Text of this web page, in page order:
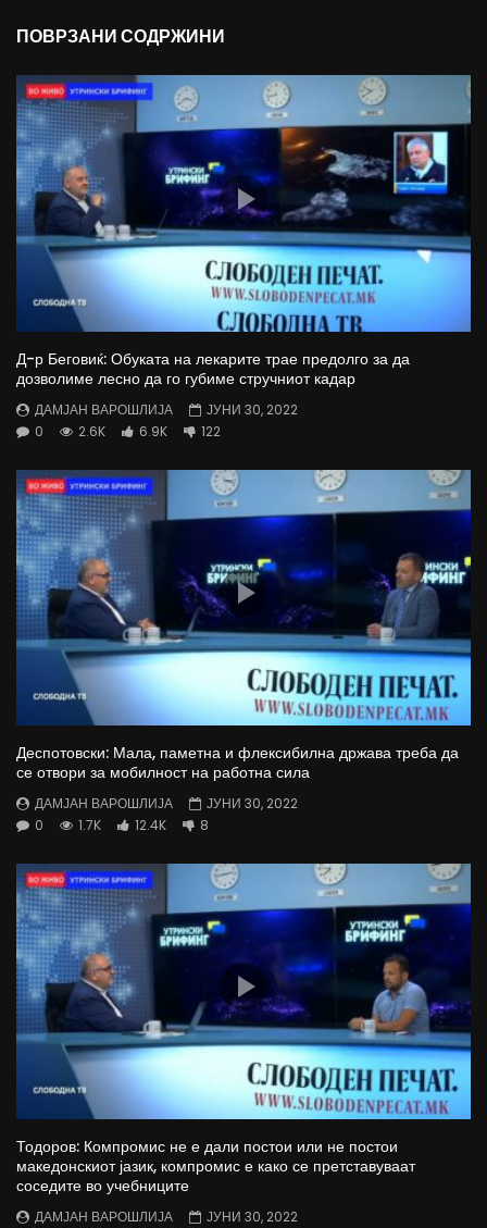
ПОВРЗАНИ СОДРЖИНИ
Д-р Беговиќ: Обуката на лекарите трае предолго за да
дозволиме лесно да го губиме стручниот кадар
ДАМЈАН ВАРОШЛИЈА
ЈУНИ 30, 2022
0
2.6K 6.9K 122
Деспотовски: Мала, паметна и флексибилна држава треба да
се отвори за мобилност на работна сила
ДАМЈАН ВАРОШЛИЈА
ЈУНИ 30, 2022
0
1.7K 12.4K 8
Тодоров: Компромис не е дали постои или не постои
македонскиот јазик, компромис е како се претставуваат
соседите во учебниците
ДАМЈАН ВАРОШЛИЈА
ЈУНИ 30, 2022